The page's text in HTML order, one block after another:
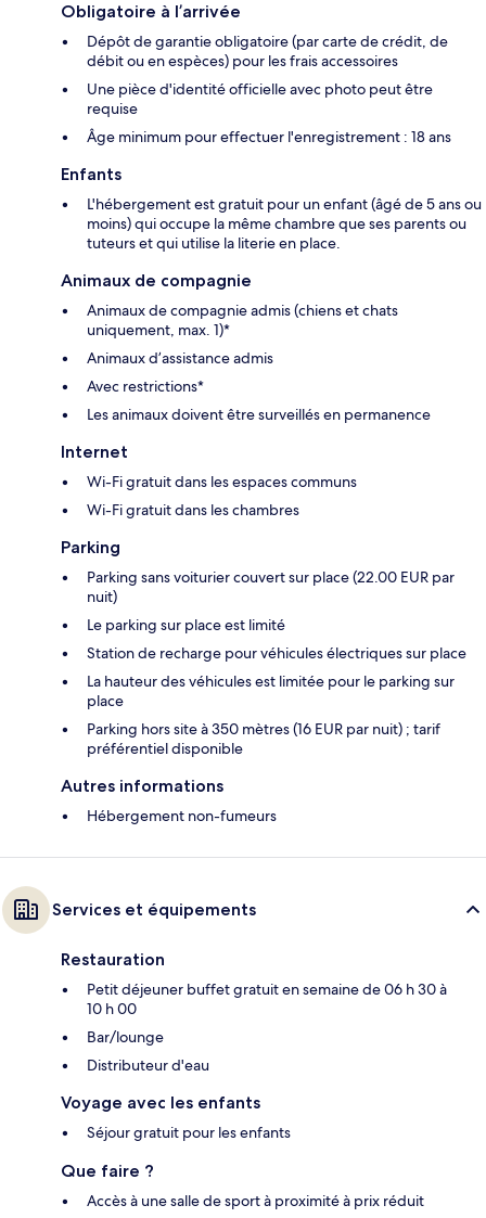
Obligatoire à l’arrivée
Dépôt de garantie obligatoire (par carte de crédit, de
débit ou en espèces) pour les frais accessoires
Une pièce d'identité officielle avec photo peut être
requise
Âge minimum pour effectuer l'enregistrement : 18 ans
Enfants
L'hébergement est gratuit pour un enfant (âgé de 5 ans ou
moins) qui occupe la même chambre que ses parents ou
tuteurs et qui utilise la literie en place.
Animaux de compagnie
Animaux de compagnie admis (chiens et chats
uniquement, max. 1)*
Animaux d’assistance admis
Avec restrictions*
Les animaux doivent être surveillés en permanence
Internet
Wi-Fi gratuit dans les espaces communs
Wi-Fi gratuit dans les chambres
Parking
Parking sans voiturier couvert sur place (22.00 EUR par
nuit)
Le parking sur place est limité
Station de recharge pour véhicules électriques sur place
La hauteur des véhicules est limitée pour le parking sur
place
Parking hors site à 350 mètres (16 EUR par nuit) ; tarif
préférentiel disponible
Autres informations
Hébergement non-fumeurs
Services et équipements
Restauration
Petit déjeuner buffet gratuit en semaine de 06 h 30 à
10 h 00
Bar/lounge
Distributeur d'eau
Voyage avec les enfants
Séjour gratuit pour les enfants
Que faire ?
Accès à une salle de sport à proximité à prix réduit